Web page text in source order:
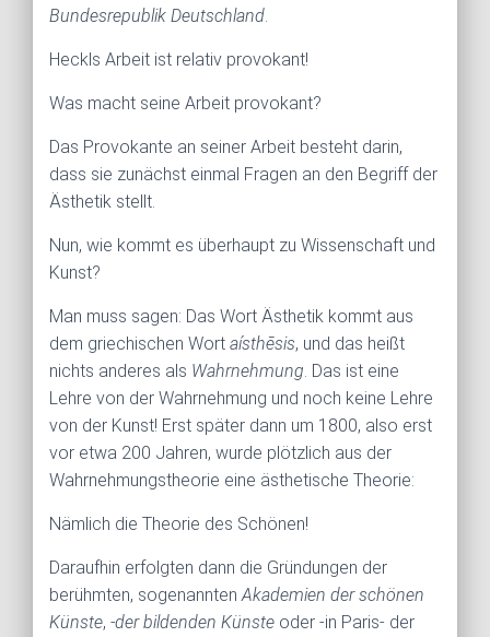
Bundesrepublik Deutschland
Heckls Arbeit ist relativ provokant!
Was macht seine Arbeit provokant?
Das Provokante an seiner Arbeit besteht darin,
dass sie zunächst einmal Fragen an den Begriff der
Ästhetik stellt.
Nun, wie kommt es überhaupt zu Wissenschaft und
Kunst?
Man muss sagen: Das Wort Ästhetik kommt aus
dem griechischen Wort aísthēsis, und das heißt
nichts anderes als Wahrnehmung . Das ist eine
Lehre von der Wahrnehmung und noch keine Lehre
von der Kunst! Erst später dann um 1800, also erst
vor etwa 200 Jahren, wurde plötzlich aus der
Wahrnehmungstheorie eine ästhetische Theorie:
Nämlich die Theorie des Schönen!
Daraufhin erfolgten dann die Gründungen der
berühmten, sogenannten Akademien der schönen
Künste, -der bildenden Künste oder -in Paris- der